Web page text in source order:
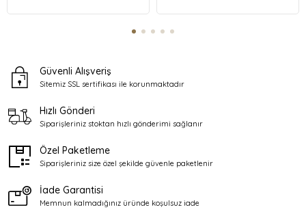
Güvenli Alışveriş
Sitemiz SSL sertifikası ile korunmaktadır
Hızlı Gönderi
Siparişleriniz stoktan hızlı gönderimi sağlanır
Özel Paketleme
Siparişleriniz size özel şekilde güvenle paketlenir
İade Garantisi
Memnun kalmadığınız üründe koşulsuz iade